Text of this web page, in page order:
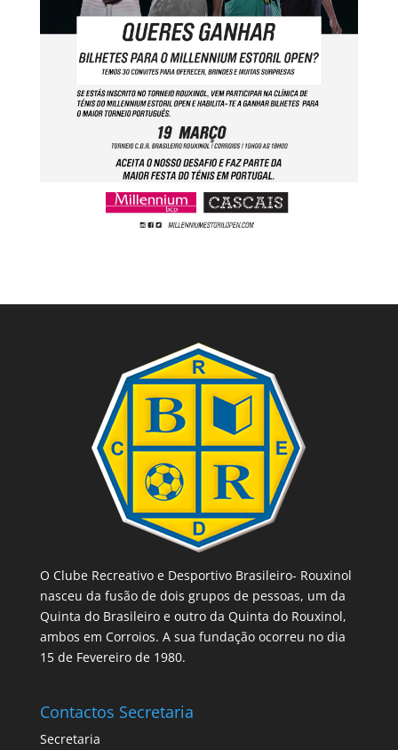
O Clube Recreativo e Desportivo Brasileiro- Rouxinol
nasceu da fusão de dois grupos de pessoas, um da
Quinta do Brasileiro e outro da Quinta do Rouxinol,
ambos em Corroios. A sua fundação ocorreu no dia
15 de Fevereiro de 1980.
Contactos Secretaria
Secretaria